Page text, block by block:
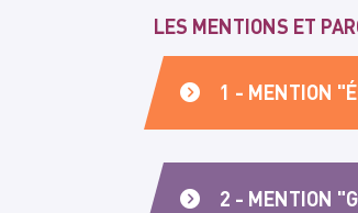
LES MENTIONS ET
1 - MENTION
2 - MENTION